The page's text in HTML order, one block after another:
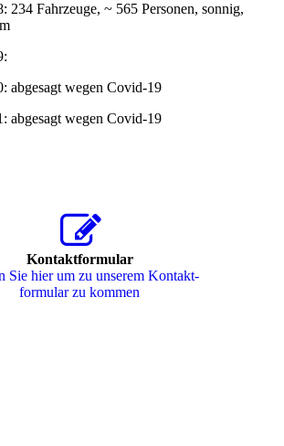
234 Fahrzeuge, ~ 565 Personen, sonnig,
abgesagt wegen Covid-19
abgesagt wegen Covid-19
Kontaktformular
Sie hier um zu unserem Kon­takt­
for­mu­lar zu kommen